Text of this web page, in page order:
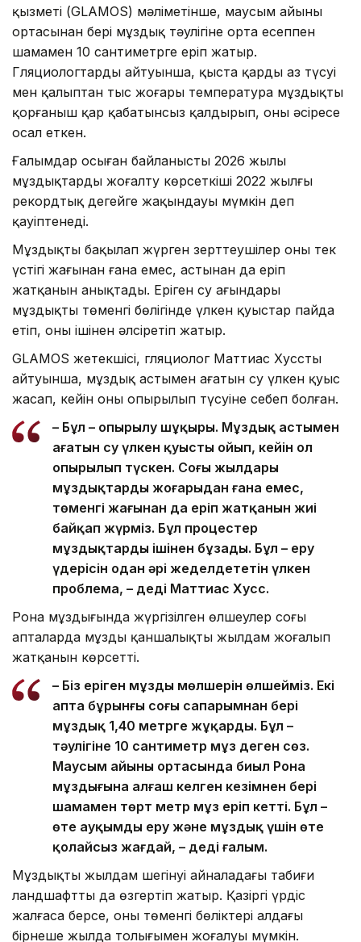
қызметі (GLAMOS) мәліметінше, маусым айының
ортасынан бері мұздық тәулігіне орта есеппен
шамамен 10 сантиметрге еріп жатыр.
Гляциологтардың айтуынша, қыста қардың аз түсуі
мен қалыптан тыс жоғары температура мұздықты
қорғаныш қар қабатынсыз қалдырып, оны әсіресе
осал еткен.
Ғалымдар осыған байланысты 2026 жылы
мұздықтардың жоғалту көрсеткіші 2022 жылғы
рекордтық деңгейге жақындауы мүмкін деп
қауіптенеді.
Мұздықты бақылап жүрген зерттеушілер оның тек
үстіңгі жағынан ғана емес, астынан да еріп
жатқанын анықтады. Еріген су ағындары
мұздықтың төменгі бөлігінде үлкен қуыстар пайда
етіп, оны ішінен әлсіретіп жатыр.
GLAMOS жетекшісі, гляциолог Маттиас Хусстың
айтуынша, мұздық астымен ағатын су үлкен қуыс
жасап, кейін оның опырылып түсуіне себеп болған.
– Бұл – опырылу шұңқыры. Мұздық астымен
ағатын су үлкен қуысты ойып, кейін ол
опырылып түскен. Соңғы жылдары
мұздықтардың жоғарыдан ғана емес,
төменгі жағынан да еріп жатқанын жиі
байқап жүрміз. Бұл процестер
мұздықтарды ішінен бұзады. Бұл – еру
үдерісін одан әрі жеделдететін үлкен
проблема, – деді Маттиас Хусс.
Рона мұздығында жүргізілген өлшеулер соңғы
апталарда мұздың қаншалықты жылдам жоғалып
жатқанын көрсетті.
– Біз еріген мұздың мөлшерін өлшейміз. Екі
апта бұрынғы соңғы сапарымнан бері
мұздық 1,40 метрге жұқарды. Бұл –
тәулігіне 10 сантиметр мұз деген сөз.
Маусым айының ортасында биыл Рона
мұздығына алғаш келген кезімнен бері
шамамен төрт метр мұз еріп кетті. Бұл –
өте ауқымды еру және мұздық үшін өте
қолайсыз жағдай, – деді ғалым.
Мұздықтың жылдам шегінуі айналадағы табиғи
ландшафтты да өзгертіп жатыр. Қазіргі үрдіс
жалғаса берсе, оның төменгі бөліктері алдағы
бірнеше жылда толығымен жоғалуы мүмкін.